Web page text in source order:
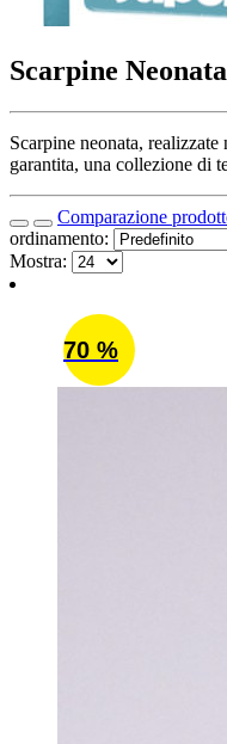
Scarpine Neonata
Scarpine neonata,
garantita, una collezione di
Comparazione
ordinamento:
Mostra:
70 %